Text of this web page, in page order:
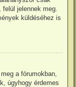
jelennek meg.
küldéséhez is
a fórumokban,
úgyhogy érdemes